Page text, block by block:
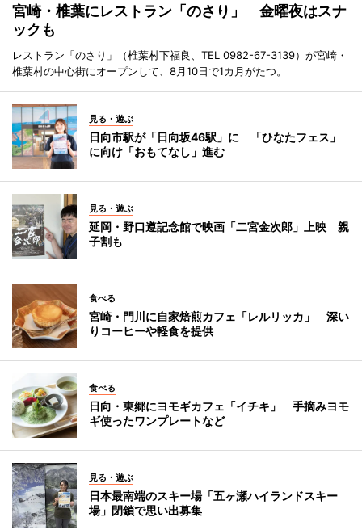
宮崎・椎葉にレストラン「のさり」 金曜夜はスナ
ックも
レストラン「のさり」（椎葉村下福良、TEL 0982-67-3139）が宮崎・
椎葉村の中心街にオープンして、8月10日で1カ月がたつ。
見る・遊ぶ
日向市駅が「日向坂46駅」に 「ひなたフェス」
に向け「おもてなし」進む
見る・遊ぶ
延岡・野口遵記念館で映画「二宮金次郎」上映 親
子割も
食べる
宮崎・門川に自家焙煎カフェ「レルリッカ」 深い
りコーヒーや軽食を提供
食べる
日向・東郷にヨモギカフェ「イチキ」 手摘みヨモ
ギ使ったワンプレートなど
見る・遊ぶ
日本最南端のスキー場「五ヶ瀬ハイランドスキー
場」閉鎖で思い出募集